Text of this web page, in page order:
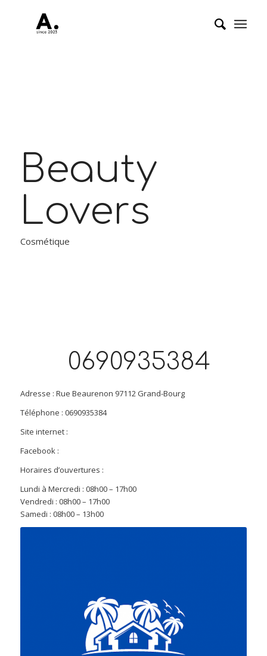
Beauty
Lovers
Cosmétique
0690935384
Adresse : Rue Beaurenon 97112 Grand-Bourg
Téléphone : 0690935384
Site internet :
Facebook :
Horaires d’ouvertures :
Lundi à Mercredi : 08h00 – 17h00
Vendredi : 08h00 – 17h00
Samedi : 08h00 – 13h00